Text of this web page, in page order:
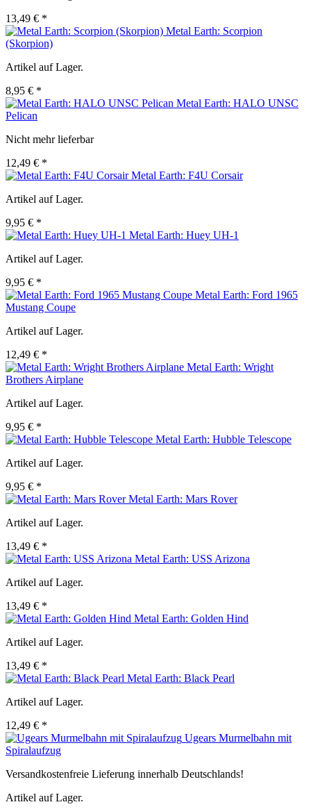
13,49 € *
Metal Earth: Scorpion
(Skorpion)
Artikel auf Lager.
8,95 € *
Metal Earth: HALO UNSC
Pelican
Nicht mehr lieferbar
12,49 € *
Metal Earth: F4U Corsair
Artikel auf Lager.
9,95 € *
Metal Earth: Huey UH-1
Artikel auf Lager.
9,95 € *
Metal Earth: Ford 1965
Mustang Coupe
Artikel auf Lager.
12,49 € *
Metal Earth: Wright
Brothers Airplane
Artikel auf Lager.
9,95 € *
Metal Earth: Hubble Telescope
Artikel auf Lager.
9,95 € *
Metal Earth: Mars Rover
Artikel auf Lager.
13,49 € *
Metal Earth: USS Arizona
Artikel auf Lager.
13,49 € *
Metal Earth: Golden Hind
Artikel auf Lager.
13,49 € *
Metal Earth: Black Pearl
Artikel auf Lager.
12,49 € *
Ugears Murmelbahn mit
Spiralaufzug
Versandkostenfreie Lieferung innerhalb Deutschlands!
Artikel auf Lager.